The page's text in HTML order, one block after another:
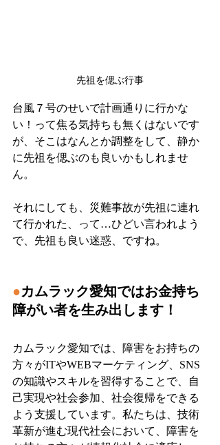
先祖を偲ぶ行事
台風７号のせいで計画通りに行かな
い！って焦る気持ちも無くはないです
が、そこはなんとか調整をして、静か
に先祖を偲ぶのも良いかもしれませ
ん。
それにしても、災難事故が先祖に連れ
て行かれた、って…ひどい言われよう
で、先祖も良い迷惑、ですね。
●カムラック愛知ではお金持ち
障がい者を生み出します！
カムラック愛知では、障害をお持ちの
方々がITやWEBマーケティング、SNS
の知識やスキルを習得することで、自
己実現や社会参加、社会復帰をできる
よう支援しています。私たちは、技術
革新が進む現代社会において、障害を